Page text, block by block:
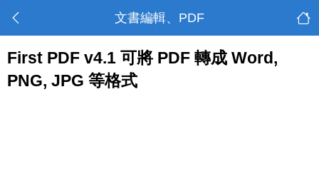
文書編輯、PDF
First PDF v4.1 可將 PDF 轉成 Word,
PNG, JPG 等格式